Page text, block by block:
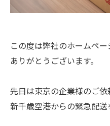
この度は弊社のホームペ
ありがとうございます。
先日は東京の企業様のご依
新千歳空港からの緊急配送